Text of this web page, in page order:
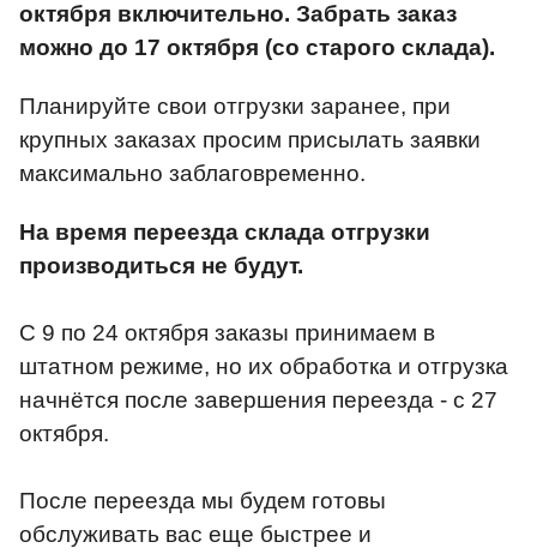
октября включительно. Забрать заказ
можно до 17 октября (со старого склада).
Планируйте свои отгрузки заранее, при
крупных заказах просим присылать заявки
максимально заблаговременно.
На время переезда склада отгрузки
производиться не будут.
С 9 по 24 октября заказы принимаем в
штатном режиме, но их обработка и отгрузка
начнётся после завершения переезда - с 27
октября.
После переезда мы будем готовы
обслуживать вас еще быстрее и